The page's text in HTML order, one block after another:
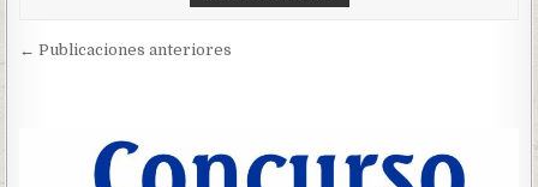
Navegación
← Publicaciones anteriores